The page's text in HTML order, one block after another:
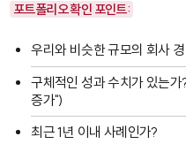
포트폴리오 확인 포인트:
우리와 비슷한 규모의 회사
구체적인 성과 수치가 있는
증가")
최근 1년 이내 사례인가?